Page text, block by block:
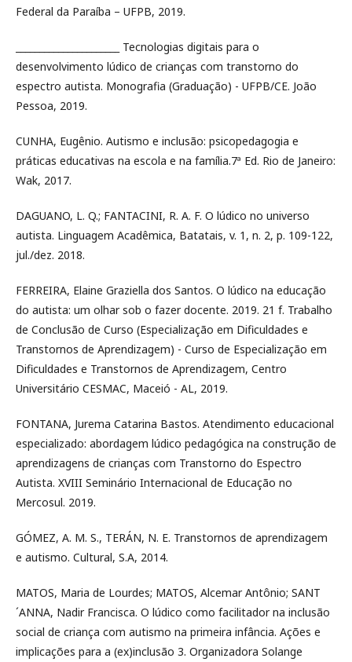
Federal da Paraíba – UFPB, 2019.
______________________ Tecnologias digitais para o
desenvolvimento lúdico de crianças com transtorno do
espectro autista. Monografia (Graduação) - UFPB/CE. João
Pessoa, 2019.
CUNHA, Eugênio. Autismo e inclusão: psicopedagogia e
práticas educativas na escola e na família.7ª Ed. Rio de Janeiro:
Wak, 2017.
DAGUANO, L. Q.; FANTACINI, R. A. F. O lúdico no universo
autista. Linguagem Acadêmica, Batatais, v. 1, n. 2, p. 109-122,
jul./dez. 2018.
FERREIRA, Elaine Graziella dos Santos. O lúdico na educação
do autista: um olhar sob o fazer docente. 2019. 21 f. Trabalho
de Conclusão de Curso (Especialização em Dificuldades e
Transtornos de Aprendizagem) - Curso de Especialização em
Dificuldades e Transtornos de Aprendizagem, Centro
Universitário CESMAC, Maceió - AL, 2019.
FONTANA, Jurema Catarina Bastos. Atendimento educacional
especializado: abordagem lúdico pedagógica na construção de
aprendizagens de crianças com Transtorno do Espectro
Autista. XVIII Seminário Internacional de Educação no
Mercosul. 2019.
GÓMEZ, A. M. S., TERÁN, N. E. Transtornos de aprendizagem
e autismo. Cultural, S.A, 2014.
MATOS, Maria de Lourdes; MATOS, Alcemar Antônio; SANT
´ANNA, Nadir Francisca. O lúdico como facilitador na inclusão
social de criança com autismo na primeira infância. Ações e
implicações para a (ex)inclusão 3. Organizadora Solange